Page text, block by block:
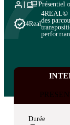
Présentiel
4Real
4REAL©
des
Durée